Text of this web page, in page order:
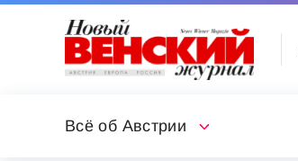
Всё об Австрии